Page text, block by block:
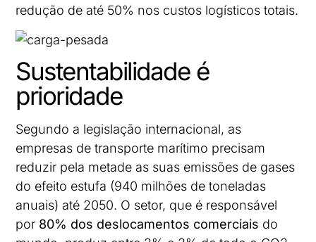
redução de até 50% nos custos logísticos totais.
Sustentabilidade é
prioridade
Segundo a legislação internacional, as
empresas de transporte marítimo precisam
reduzir pela metade as suas emissões de gases
do efeito estufa (940 milhões de toneladas
anuais) até 2050. O setor, que é responsável
por 80% dos deslocamentos comerciais do